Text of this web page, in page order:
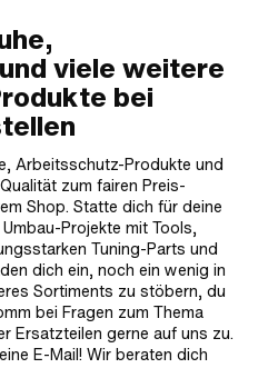
viele weitere
bei
Arbeitsschutz-Produkte und
zum fairen Preis-
Shop. Statte dich für deine
Projekte mit Tools,
Tuning-Parts und
dich ein, noch ein wenig in
Sortiments zu stöbern, du
bei Fragen zum Thema
Ersatzteilen gerne auf uns zu.
E-Mail! Wir beraten dich